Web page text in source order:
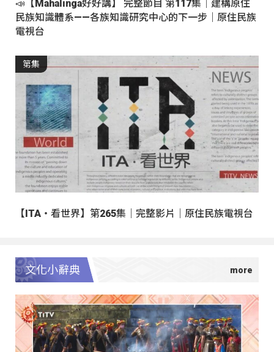
📣【Mahalinga好好講】 完整節目 第117集｜建構原住
民族知識體系——各族知識研究中心的下一步｜原住民族
電視台
第集
【ITA・看世界】第265集｜完整影片｜原住民族電視台
文化小辭典